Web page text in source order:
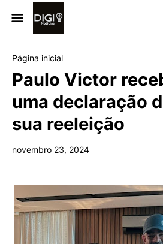
Página inicial
Paulo Victor
uma declaração
sua reeleição
novembro 23, 2024